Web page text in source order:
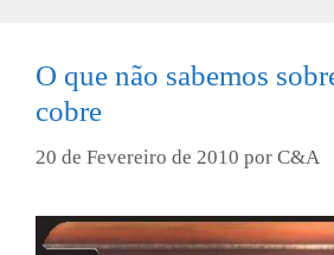
O que não sabemos
cobre
20 de Fevereiro de 2010 por C&A